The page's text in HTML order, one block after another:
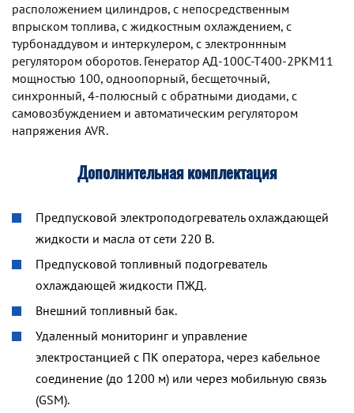
расположением цилиндров, с непосредственным
впрыском топлива, с жидкостным охлаждением, с
турбонаддувом и интеркулером, с электроннным
регулятором оборотов. Генератор АД-100С-Т400-2РКМ11
мощностью 100, одноопорный, бесщеточный,
синхронный, 4-полюсный с обратными диодами, с
самовозбуждением и автоматическим регулятором
напряжения AVR.
Дополнительная комплектация
Предпусковой электроподогреватель охлаждающей
жидкости и масла от сети 220 В.
Предпусковой топливный подогреватель
охлаждающей жидкости ПЖД.
Внешний топливный бак.
Удаленный мониторинг и управление
электростанцией с ПК оператора, через кабельное
соединение (до 1200 м) или через мобильную связь
(GSM).